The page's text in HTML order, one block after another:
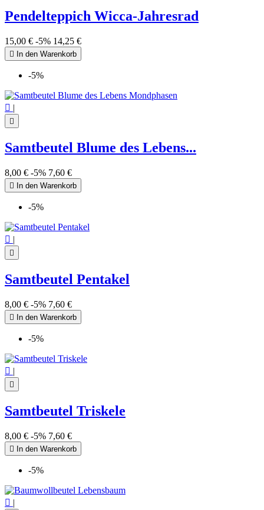
Pendelteppich Wicca-Jahresrad
15,00 € -5% 14,25 €
 In den Warenkorb
-5%
 |

Samtbeutel Blume des Lebens...
8,00 € -5% 7,60 €
 In den Warenkorb
-5%
 |

Samtbeutel Pentakel
8,00 € -5% 7,60 €
 In den Warenkorb
-5%
 |

Samtbeutel Triskele
8,00 € -5% 7,60 €
 In den Warenkorb
-5%
 |